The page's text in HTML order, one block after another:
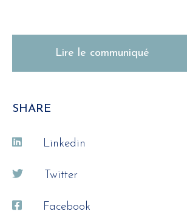
SHARE
Linkedin
Twitter
Facebook
Lire le communiqué